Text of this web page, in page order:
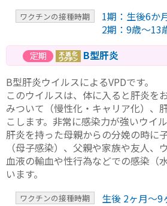
ワクチンの接種時期
1期：生後6か
2期：9歳～13
B型肝炎
B型肝炎ウイルスによるVPDです。
このウイルスは、体に入ると肝炎を
みついて（慢性化・キャリア化）、
こします。非常に感染力が強いウイ
肝炎を持った母親からの分娩の時に
（母子感染）、父親や家族や友人、
血液の輸血や性行為などでの感染（
います。
ワクチンの接種時期
生後 2ヶ月〜9